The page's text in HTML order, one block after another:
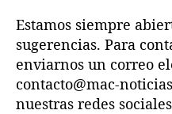
Estamos siempre
sugerencias. Para
enviarnos un correo
contacto@mac-
nuestras redes sociales